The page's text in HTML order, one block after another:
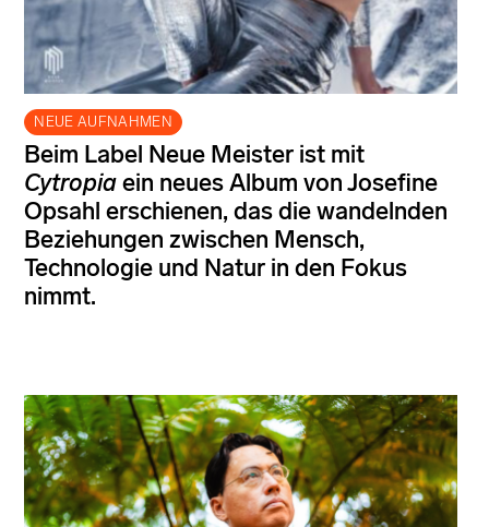
NEUE AUFNAHMEN
Beim Label Neue Meister ist mit
Cytropiaein neues Album von Josefine
Opsahl erschienen, das die wandelnden
Beziehungen zwischen Mensch,
Technologie und Natur in den Fokus
nimmt.